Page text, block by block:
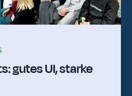
gutes UI, starke